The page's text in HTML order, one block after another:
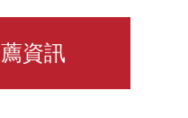
資訊